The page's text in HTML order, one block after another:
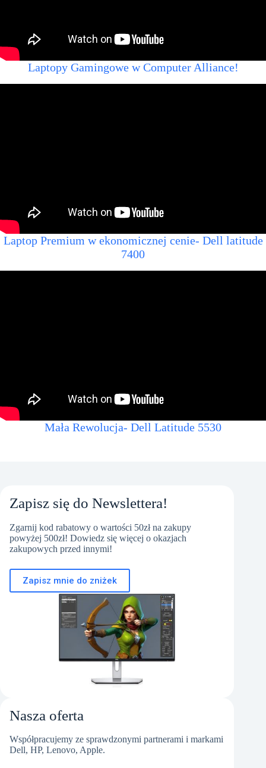
Laptopy Gamingowe w Computer Alliance!
Laptop Premium w ekonomicznej cenie- Dell latitude
7400
Mała Rewolucja- Dell Latitude 5530
Zapisz się do Newslettera!
Zgarnij kod rabatowy o wartości 50zł na zakupy
powyżej 500zł! Dowiedz się więcej o okazjach
zakupowych przed innymi!
Zapisz mnie do zniżek
Nasza oferta
Współpracujemy ze sprawdzonymi partnerami i markami
Dell, HP, Lenovo, Apple.